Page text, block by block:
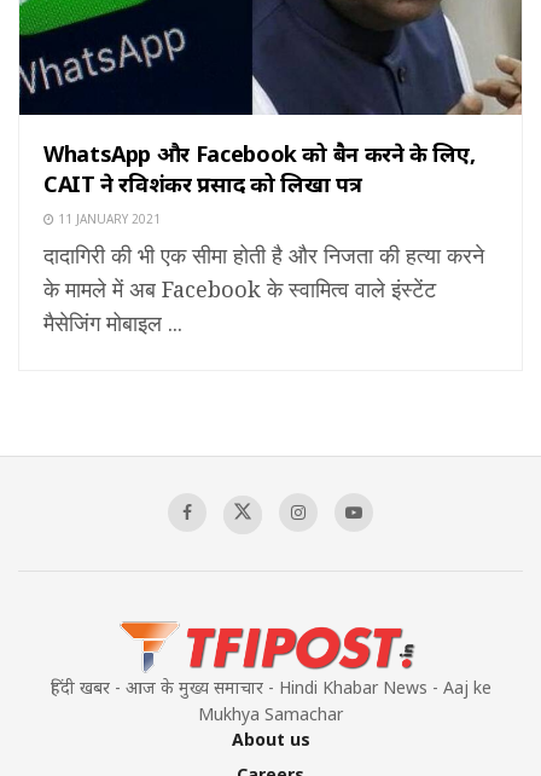
WhatsApp और Facebook को बैन करने के लिए,
CAIT ने रविशंकर प्रसाद को लिखा पत्र
11 JANUARY 2021
दादागिरी की भी एक सीमा होती है और निजता की हत्या करने
के मामले में अब Facebook के स्वामित्व वाले इंस्टेंट
मैसेजिंग मोबाइल ...
हिंदी खबर - आज के मुख्य समाचार - Hindi Khabar News - Aaj ke
Mukhya Samachar
About us